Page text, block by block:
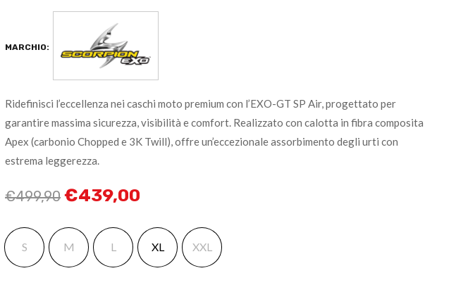
MARCHIO:
Ridefinisci l’eccellenza nei caschi moto premium con l’EXO-GT SP Air, progettato per
garantire massima sicurezza, visibilità e comfort. Realizzato con calotta in fibra composita
Apex (carbonio Chopped e 3K Twill), offre un’eccezionale assorbimento degli urti con
estrema leggerezza.
€499,90 €439,00
S M L XL XXL